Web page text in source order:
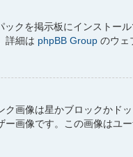
クを掲示板にインストー
詳細は phpBB Group のウェ
画像は星かブロックかド
画像です。この画像はユ